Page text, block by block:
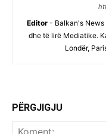
Editor - Balkan's News
dhe të lirë Mediatike.
Londër,
PËRGJIGJU